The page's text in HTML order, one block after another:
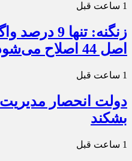
1 ساعت قبل
زنگنه: تنها
اصل 44 اصلاح می‌شود
1 ساعت قبل
دولت انحصار
بشکند
1 ساعت قبل